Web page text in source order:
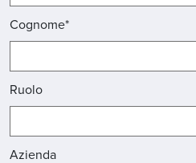
Cognome*
Ruolo
Azienda